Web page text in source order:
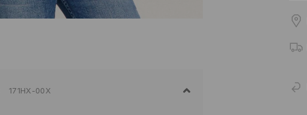
171HX-00X